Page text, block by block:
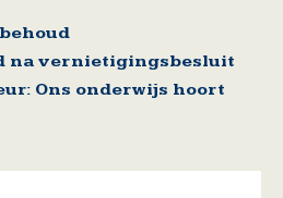
na vernietigingsbesluit
Ons onderwijs hoort